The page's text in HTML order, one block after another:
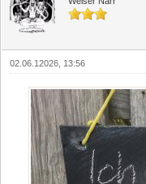
02.06.12026, 13:56